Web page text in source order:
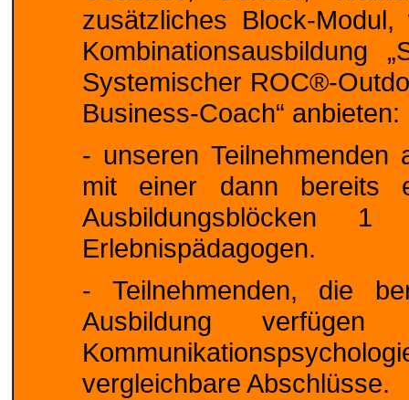
zusätzliches Block-
Kombinationsausbildung
Systemischer ROC®-
Business-Coach“ anbieten:
- unseren Teilnehmenden
mit einer dann bereits
Ausbildungsblöcken
Erlebnispädagogen.
- Teilnehmenden, die
Ausbildung verfügen
vergleichbare Abschlüsse.